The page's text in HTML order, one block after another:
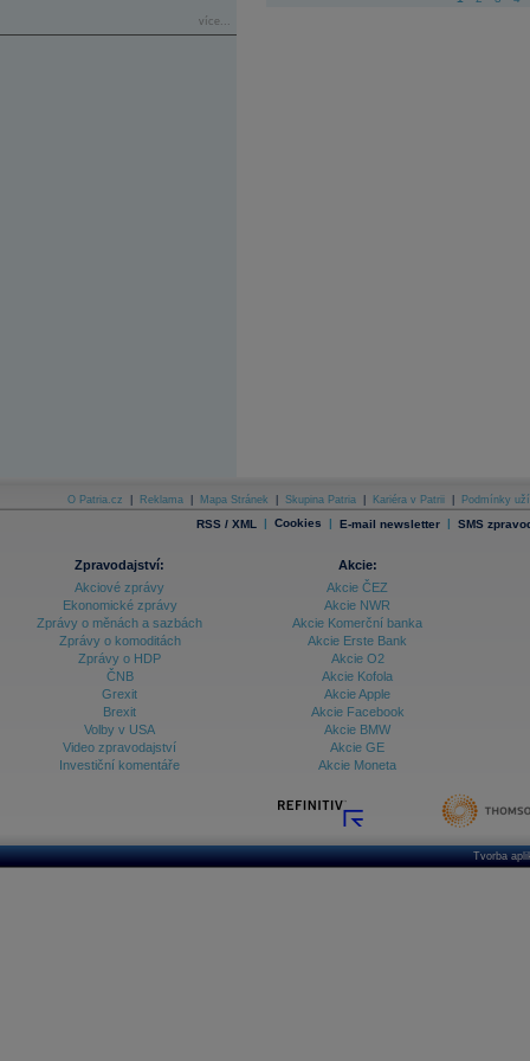
více...
O Patria.cz Reklama Mapa Stránek Skupina Patria Kariéra v Patrii Podmínky
RSS / XML | Cookies | E-mail newsletter | SMS
Zpravodajství:
Akciové zprávy
Ekonomické zprávy
Zprávy o měnách a sazbách
Zprávy o komoditách
Zprávy o HDP
ČNB
Grexit
Brexit
Volby v USA
Video zpravodajství
Investiční komentáře
Akcie:
Akcie ČEZ
Akcie NWR
Akcie Komerční banka
Akcie Erste Bank
Akcie O2
Akcie Kofola
Akcie Apple
Akcie Facebook
Akcie BMW
Akcie GE
Akcie Moneta
Tvorba